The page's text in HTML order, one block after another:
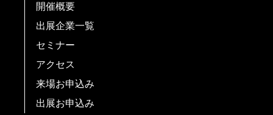
開催概要
出展企業一覧
セミナー
アクセス
来場お申込み
出展お申込み